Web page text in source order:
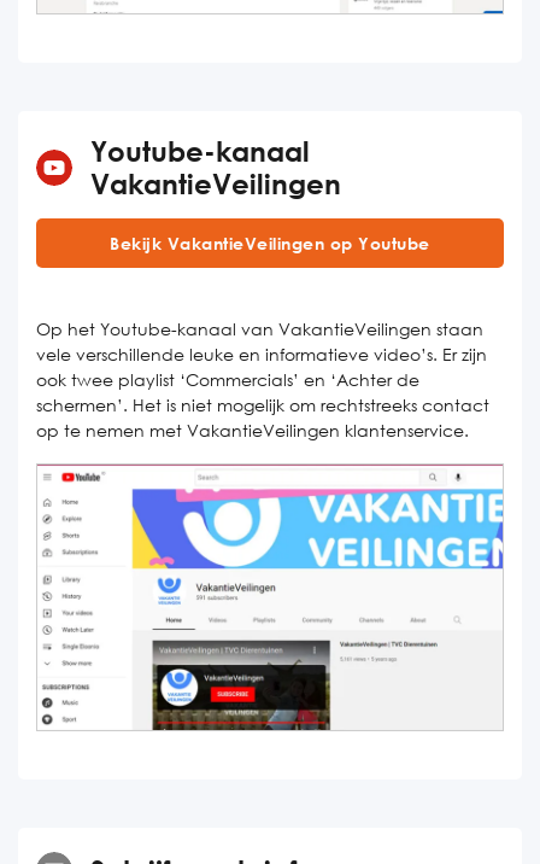
Youtube-kanaal
VakantieVeilingen
Bekijk VakantieVeilingen op Youtube
Op het Youtube-kanaal van VakantieVeilingen staan
vele verschillende leuke en informatieve video’s. Er zijn
ook twee playlist ‘Commercials’ en ‘Achter de
schermen’. Het is niet mogelijk om rechtstreeks contact
op te nemen met VakantieVeilingen klantenservice.